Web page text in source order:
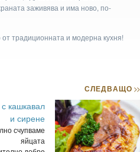
заживява и има ново, по-
традиционната и модерна кухня!
СЛЕДВАЩО>>
кашкавал
и сирене
счупваме
яйцата